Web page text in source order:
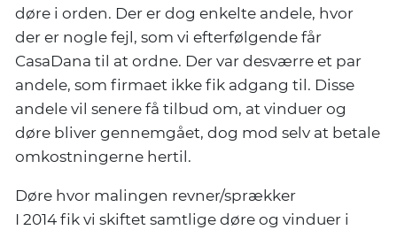
døre i orden. Der er dog enkelte andele, hvor
der er nogle fejl, som vi efterfølgende får
CasaDana til at ordne. Der var desværre et par
andele, som firmaet ikke fik adgang til. Disse
andele vil senere få tilbud om, at vinduer og
døre bliver gennemgået, dog mod selv at betale
omkostningerne hertil.
Døre hvor malingen revner/sprækker
I 2014 fik vi skiftet samtlige døre og vinduer i